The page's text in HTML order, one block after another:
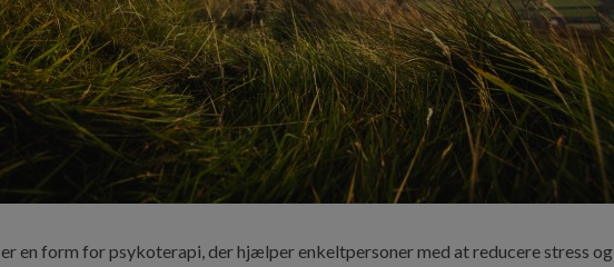
er en form for psykoterapi, der hjælper enkeltpersoner med at reducere stress og